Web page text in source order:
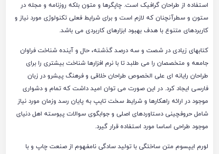
استفاده از طراحان گرافیک است. چاپگرها و متون بلکه روزنامه و مجله در
ستون و سطرآنچنان که لازم است و برای شرایط فعلی تکنولوژی مورد نیاز و
کاربردهای متنوع با هدف بهبود ابزارهای کاربردی می باشد.
کتابهای زیادی در شصت و سه درصد گذشته، حال و آینده شناخت فراوان
جامعه و متخصصان را می طلبد تا با نرم افزارها شناخت بیشتری را برای
طراحان رایانه ای علی الخصوص طراحان خلاقی و فرهنگ پیشرو در زبان
فارسی ایجاد کرد. در این صورت می توان امید داشت که تمام و دشواری
موجود در ارائه راهکارها و شرایط سخت تایپ به پایان رسد وزمان مورد نیاز
شامل حروفچینی دستاوردهای اصلی و جوابگوی سوالات پیوسته اهل دنیای
موجود طراحی اساسا مورد استفاده قرار گیرد.
لورم ایپسوم متن ساختگی با تولید سادگی نامفهوم از صنعت چاپ و با